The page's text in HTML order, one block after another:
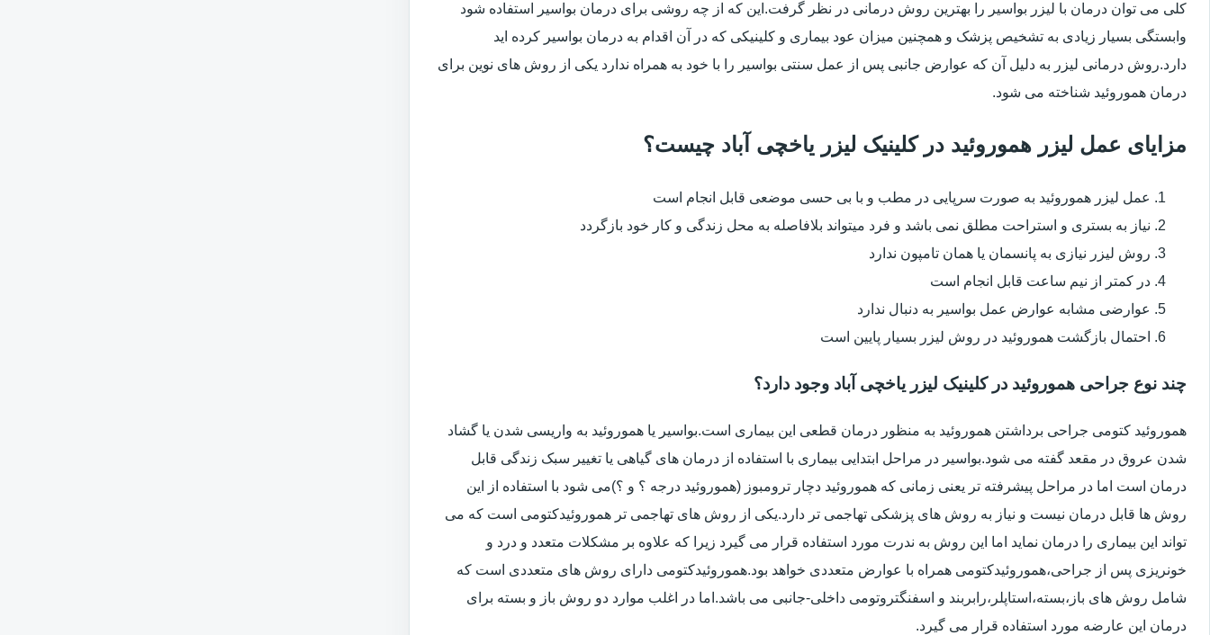
کلی می توان درمان با لیزر بواسیر را بهترین روش درمانی در نظر گرفت.این که از چه روشی برای درمان بواسیر استفاده شود
وابستگی بسیار زیادی به تشخیص پزشک و همچنین میزان عود بیماری و کلینیکی که در آن اقدام به درمان بواسیر کرده اید
دارد.روش درمانی لیزر به دلیل آن که عوارض جانبی پس از عمل سنتی بواسیر را با خود به همراه ندارد یکی از روش های نوین برای
درمان هموروئید شناخته می شود.
مزایای عمل لیزر هموروئید در کلینیک لیزر یاخچی آباد چیست؟
عمل لیزر هموروئید به صورت سرپایی در مطب و با بی حسی موضعی قابل انجام است
نیاز به بستری و استراحت مطلق نمی باشد و فرد میتواند بلافاصله به محل زندگی و کار خود بازگردد
روش لیزر نیازی به پانسمان یا همان تامپون ندارد
در کمتر از نیم ساعت قابل انجام است
عوارضی مشابه عوارض عمل بواسیر به دنبال ندارد
احتمال بازگشت هموروئید در روش لیزر بسیار پایین است
چند نوع جراحی هموروئید در کلینیک لیزر یاخچی آباد وجود دارد؟
هموروئید کتومی جراحی برداشتن هموروئید به منظور درمان قطعی این بیماری است.بواسیر یا هموروئید به واریسی شدن یا گشاد
شدن عروق در مقعد گفته می شود.بواسیر در مراحل ابتدایی بیماری با استفاده از درمان های گیاهی یا تغییر سبک زندگی قابل
درمان است اما در مراحل پیشرفته تر یعنی زمانی که هموروئید دچار ترومبوز (هموروئید درجه ؟ و ؟)می شود با استفاده از این
روش ها قابل درمان نیست و نیاز به روش های پزشکی تهاجمی تر دارد.یکی از روش های تهاجمی تر هموروئیدکتومی است که می
تواند این بیماری را درمان نماید اما این روش به ندرت مورد استفاده قرار می گیرد زیرا که علاوه بر مشکلات متعدد و درد و
خونریزی پس از جراحی،هموروئیدکتومی همراه با عوارض متعددی خواهد بود.هموروئیدکتومی دارای روش های متعددی است که
شامل روش های باز،بسته،استاپلر،رابربند و اسفنگتروتومی داخلی-جانبی می باشد.اما در اغلب موارد دو روش باز و بسته برای
درمان این عارضه مورد استفاده قرار می گیرد.